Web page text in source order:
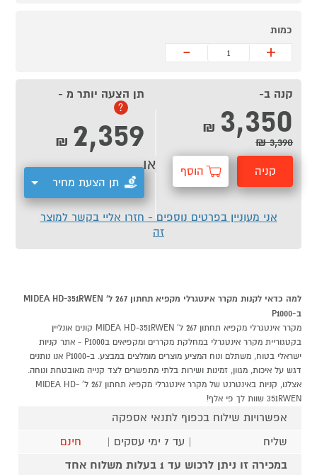
כמות
+
-
קנה ב-
3,350
₪
3,390 ₪
קניה הוסף
תן הצעה יותר מ -
?
2,359
₪
תן הצעת מחיר
או
אני מעוניין בפרטים נוספים - חזרו אליי בקשר למוצר
זה
למה כדאי לקנות מקרר אינטגרלי מקפיא תחתון 267 ל' MIDEA HD-351RWEN
ב-P1000
מקרר אינטגרלי מקפיא תחתון 267 ל' MIDEA HD-351RWEN קונים אונליין
בקטגוריית מקרר אינטגרלי במחלקת מקררים ומקפיאים בP1000 - אתר קניות
ישראלי בטוח, משתלם ונוח המציע מוצרים מומלצים במבצע. ב-P1000 אנו נותנים
דגש על איכות, מגוון, זמינות ושירות בלתי מתפשרים לצד קנייה מאובטחת ונוחה.
אצלנו, קניות באינטרנט של מקרר אינטגרלי מקפיא תחתון 267 ל' MIDEA HD-
351RWEN שוות לך פי אלף!
אפשרויות שילוח בכפוף לתנאי אספקה
שליח
| עד 7 ימי עסקים |
חינם
במכירה זו ניתן לרכוש עד 1 בעלות משלוח אחד